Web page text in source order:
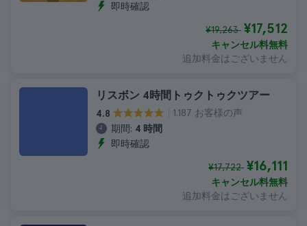
即時確認
¥19,263 ¥17,512
キャンセル料無料
追加料金はございません
リスボン 4時間トゥクトゥクツアー
4.8
1.187 お客様の声
期間: 4 時間
即時確認
¥17,722 ¥16,111
キャンセル料無料
追加料金はございません